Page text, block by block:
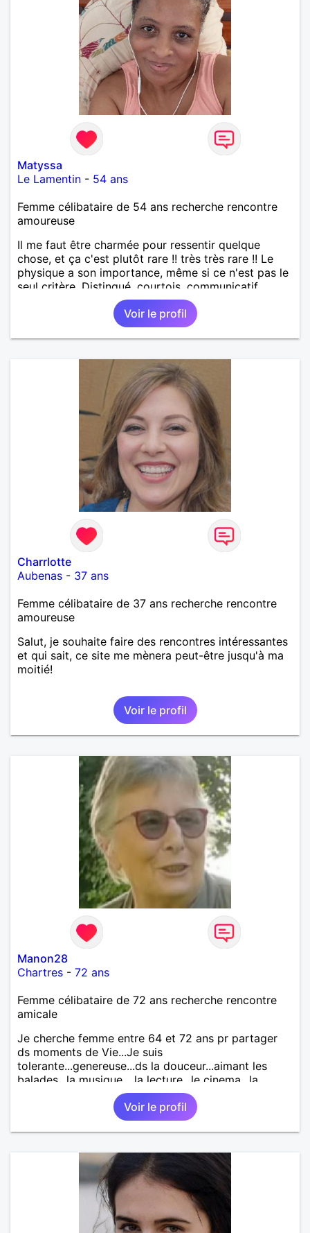
Matyssa
Le Lamentin - 54 ans
Femme célibataire de 54 ans recherche rencontre
amoureuse
Il me faut être charmée pour ressentir quelque
chose, et ça c'est plutôt rare !! très très rare !! Le
physique a son importance, même si ce n'est pas le
seul critère. Distingué, courtois, communicatif,
drôle, intelligent... Les bwabwas de services
m'insupportent !!! Je recherche des contacts
résidant sur l'île ... les échanges à distance ne sont
pas dans mes prérogatives
Voir le profil
Charrlotte
Aubenas - 37 ans
Femme célibataire de 37 ans recherche rencontre
amoureuse
Salut, je souhaite faire des rencontres intéressantes
et qui sait, ce site me mènera peut-être jusqu'à ma
moitié!
Voir le profil
Manon28
Chartres - 72 ans
Femme célibataire de 72 ans recherche rencontre
amicale
Je cherche femme entre 64 et 72 ans pr partager
ds moments de Vie...Je suis
tolerante...genereuse...ds la douceur...aimant les
balades...la musique ...la lecture...le cinema...la
mer...le ping pong...les joies de se retrouver pr
dialoguer et etre ds la chaleur humaine Juste une
femme à la rencontre d'1 autre femme Pas
d'hommes svp..
Voir le profil